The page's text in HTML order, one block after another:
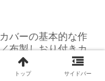
バーの基本的な作
布製しおり付きカ
／ハンドメイド】
トップ サイドバー